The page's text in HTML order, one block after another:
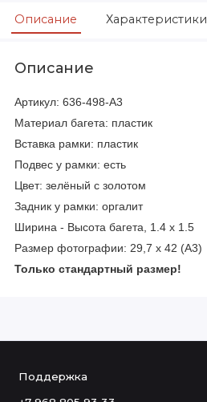
Описание Характеристики
Описание
Артикул: 636-498-A3
Материал багета: пластик
Вставка рамки: пластик
Подвес у рамки: есть
Цвет: зелёный с золотом
Задник у рамки: оргалит
Ширина - Высота багета, 1.4 х 1.5
Размер фотографии: 29,7 х 42 (A3)
Только стандартный размер!
Поддержка